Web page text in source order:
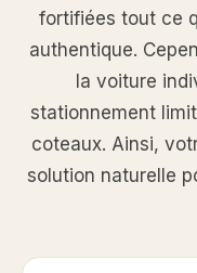
fortifiées tout ce
authentique.
la voiture
stationnement
coteaux. Ainsi,
solution naturelle